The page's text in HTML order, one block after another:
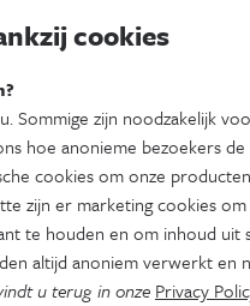
cookies
Sommige zijn noodzakelijk
hoe anonieme bezoekers de
cookies om onze
zijn er marketing cookies om
te houden en om inhoud uit
altijd anoniem verwerkt en
u terug in onze Privacy